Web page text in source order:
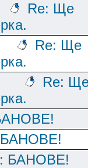
Re: Ще
Re: Ще
Re:
БАНОВЕ!
БАНОВЕ!